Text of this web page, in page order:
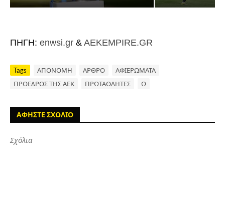
ΠΗΓΗ: enwsi.gr & AEKEMPIRE.GR
Tags ΑΠΟΝΟΜΗ ΑΡΘΡΟ
ΑΦΙΕΡΩΜΑΤΑ
ΠΡΟΕΔΡΟΣ ΤΗΣ ΑΕΚ
ΠΡΩΤΑΘΛΗΤΕΣ Ω
ΑΦΗΣΤΕ ΣΧΟΛΙΟ
Σχόλια